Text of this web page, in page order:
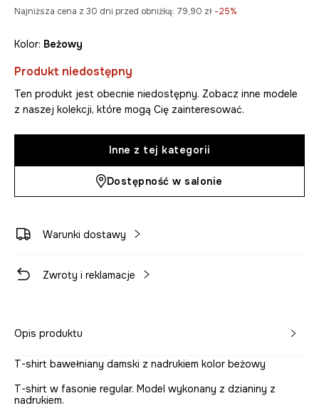
Najniższa cena z 30 dni przed obniżką: 79,90 zł -25%
Kolor: beżowy
Produkt niedostępny
Ten produkt jest obecnie niedostępny. Zobacz inne modele
z naszej kolekcji, które mogą Cię zainteresować.
Inne z tej kategorii
Dostępność w salonie
Warunki dostawy
Zwroty i reklamacje
Opis produktu
T-shirt bawełniany damski z nadrukiem kolor beżowy
T-shirt w fasonie regular. Model wykonany z dzianiny z
nadrukiem.